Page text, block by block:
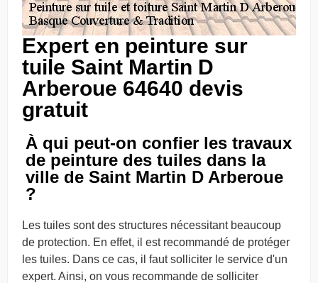
Expert en peinture sur
tuile Saint Martin D
Arberoue 64640 devis
gratuit
À qui peut-on confier les travaux
de peinture des tuiles dans la
ville de Saint Martin D Arberoue
?
Les tuiles sont des structures nécessitant beaucoup
de protection. En effet, il est recommandé de protéger
les tuiles. Dans ce cas, il faut solliciter le service d'un
expert. Ainsi, on vous recommande de solliciter